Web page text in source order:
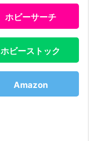
ホビーサーチ
ホビーストック
Amazon